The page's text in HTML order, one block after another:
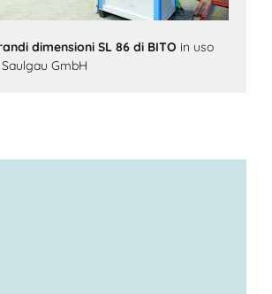
dimensioni SL 86 di BITO in uso
GmbH